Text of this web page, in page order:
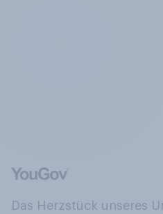
Das Herzstück unseres